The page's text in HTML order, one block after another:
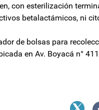
con esterilización
betalactámicos, ni
de bolsas para
en Av. Boyacá n°